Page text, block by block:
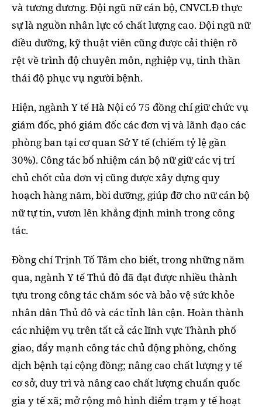
và tương đương. Đội ngũ nữ cán bộ, CNVCLĐ thực
sự là nguồn nhân lực có chất lượng cao. Đội ngũ nữ
điều dưỡng, kỹ thuật viên cũng được cải thiện rõ
rệt về trình độ chuyên môn, nghiệp vụ, tinh thần
thái độ phục vụ người bệnh.
Hiện, ngành Y tế Hà Nội có 75 đồng chí giữ chức vụ
giám đốc, phó giám đốc các đơn vị và lãnh đạo các
phòng ban tại cơ quan Sở Y tế (chiếm tỷ lệ gần
30%). Công tác bổ nhiệm cán bộ nữ giữ các vị trí
chủ chốt của đơn vị cũng được xây dựng quy
hoạch hàng năm, bồi dưỡng, giúp đỡ cho nữ cán bộ
nữ tự tin, vươn lên khẳng định mình trong công
tác.
Đồng chí Trịnh Tố Tâm cho biết, trong những năm
qua, ngành Y tế Thủ đô đã đạt được nhiều thành
tựu trong công tác chăm sóc và bảo vệ sức khỏe
nhân dân Thủ đô và các tỉnh lân cận. Hoàn thành
các nhiệm vụ trên tất cả các lĩnh vực Thành phố
giao, đẩy mạnh công tác chủ động phòng, chống
dịch bệnh tại cộng đồng; nâng cao chất lượng y tế
cơ sở, duy trì và nâng cao chất lượng chuẩn quốc
gia y tế xã; mở rộng mô hình điểm trạm y tế hoạt